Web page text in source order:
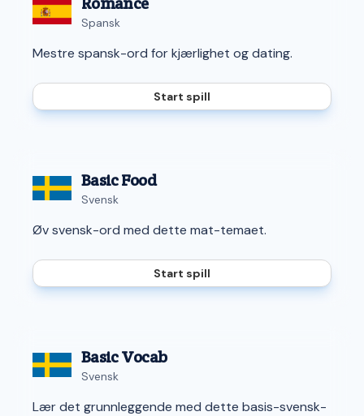
Spansk
Mestre spansk-ord for kjærlighet og dating.
Start spill
Basic Food
Svensk
Øv svensk-ord med dette mat-temaet.
Start spill
Basic Vocab
Svensk
Lær det grunnleggende med dette basis-svensk-